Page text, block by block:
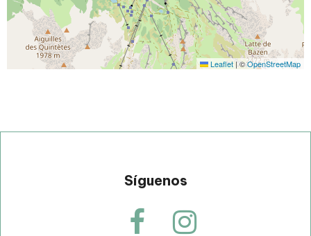
Leaflet |©OpenStreetMap
Síguenos